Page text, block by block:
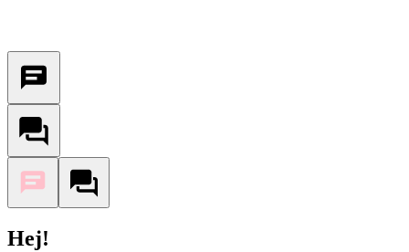
Hej!